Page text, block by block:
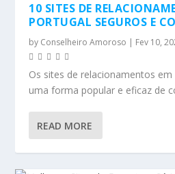
10 SITES DE
PORTUGAL SEGUROS E
by Conselheiro Amoroso | Fev 10,
Os sites de relacionamentos
uma forma popular e eficaz de
READ MORE